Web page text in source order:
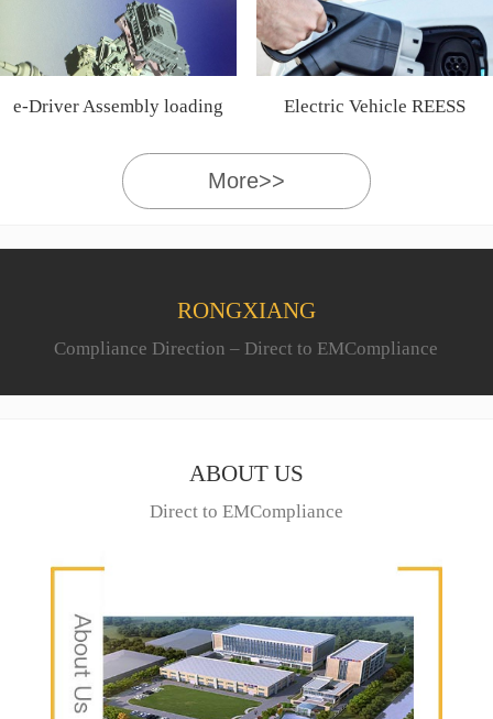
e-Driver Assembly loading
Electric Vehicle REESS
More>>
RONGXIANG
Compliance Direction – Direct to EMCompliance
ABOUT US
Direct to EMCompliance